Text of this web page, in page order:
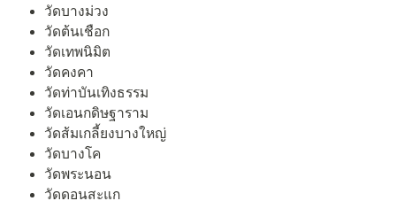
วัดบางม่วง
วัดต้นเชือก
วัดเทพนิมิต
วัดคงคา
วัดท่าบันเทิงธรรม
วัดเอนกดิษฐาราม
วัดส้มเกลี้ยงบางใหญ่
วัดบางโค
วัดพระนอน
วัดดอนสะแก